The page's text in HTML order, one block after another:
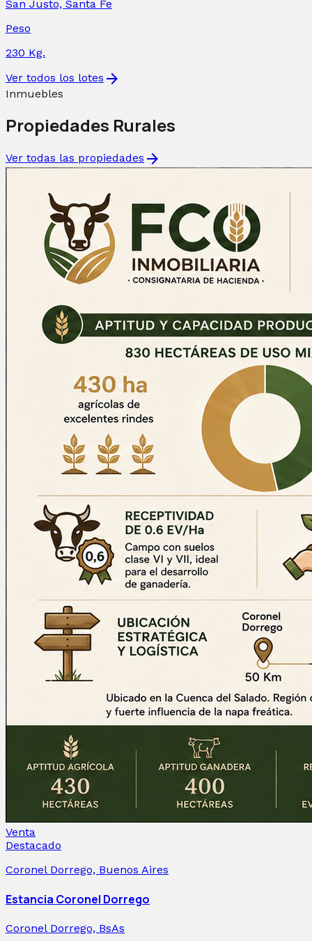
San Justo, Santa Fe
Peso
230 Kg.
Ver todos los lotes arrow_forward
Inmuebles
Propiedades Rurales
Ver todas las propiedades arrow_forward
Venta
Destacado
Coronel Dorrego, Buenos Aires
Estancia Coronel Dorrego
Coronel Dorrego, BsAs